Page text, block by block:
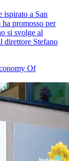
ispirato a San
promosso per
si svolge al
direttore Stefano
Of